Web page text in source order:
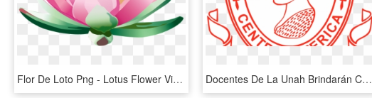
Flor De Loto Png - Lotus Flower Vistaprint, Transparent Png Docentes De La Unah Brindarán Conferencias En La Universidad - Logos De La Ues Png, Transparent Png